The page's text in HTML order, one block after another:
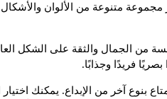
متنوعة من الألوان
من الجمال والثقة على الشكل
فريدًا وجذابًا.
بنوع آخر من الإبداع. يمكنك